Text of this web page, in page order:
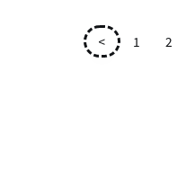
< 1 2